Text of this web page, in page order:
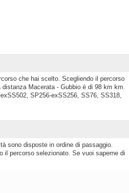
che hai scelto. Scegliendo il percorso
Macerata - Gubbio è di 98 km km.
SP256-exSS256, SS76, SS318,
sono disposte in ordine di passaggio.
il percorso selezionato. Se vuoi saperne di